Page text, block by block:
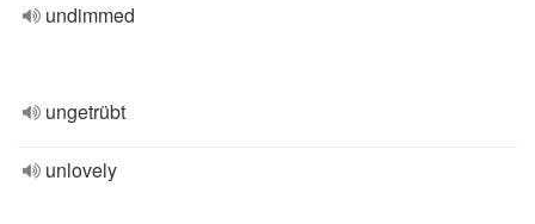
undimmed
ungetrübt
unlovely